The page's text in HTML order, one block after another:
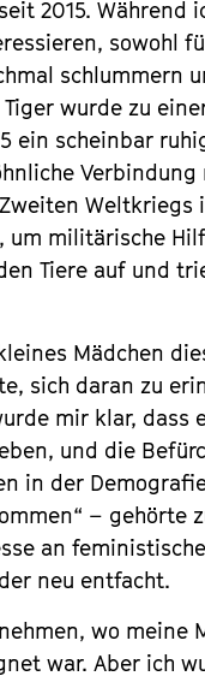
2015. Während
sowohl
schlummern
wurde zu
ein scheinbar
Weltkriegs
militärische
Tiere auf und
Mädchen
sich daran zu
mir klar, dass
und die
in der
– gehörte
an
neu entfacht.
wo meine
war. Aber ich